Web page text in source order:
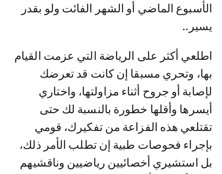
الأسبوع الماضي أو الشهر الفائت ولو بقدر
يسير..
اطلعي أكثر على الرياضة التي عزمت القيام
بها، وتحري مسبقا إن كانت قد تعرضك
لإصابة أو جروح أثناء مزاولتها، واختاري
أيسرها وأقلها خطورة بالنسبة لك حتى
تقتلعي هذه الفزاعة من تفكيرك، قومي
بإجراء فحوصات طبية إن تطلب الأمر ذلك،
بل استشيري أخصائيين رياضيين وناقشيهم